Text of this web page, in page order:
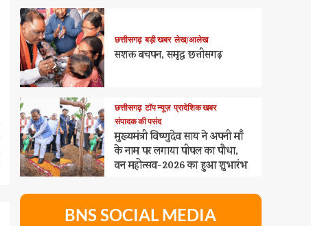
छत्तीसगढ़ बड़ी खबर लेख/आलेख
सशक्त बचपन, समृद्ध छत्तीसगढ़
छत्तीसगढ़ टॉप न्यूज़ प्रादेशिक खबर
संपादक की पसंद
मुख्यमंत्री विष्णुदेव साय ने अपनी माँ
के नाम पर लगाया पीपल का पौधा,
वन महोत्सव-2026 का हुआ शुभारंभ
BNS SOCIAL MEDIA